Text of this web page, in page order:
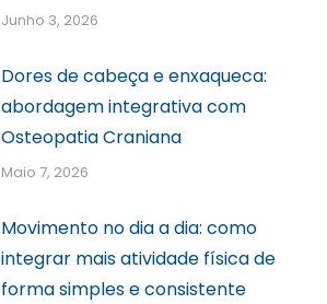
Junho 3, 2026
Dores de cabeça e enxaqueca:
abordagem integrativa com
Osteopatia Craniana
Maio 7, 2026
Movimento no dia a dia: como
integrar mais atividade física de
forma simples e consistente